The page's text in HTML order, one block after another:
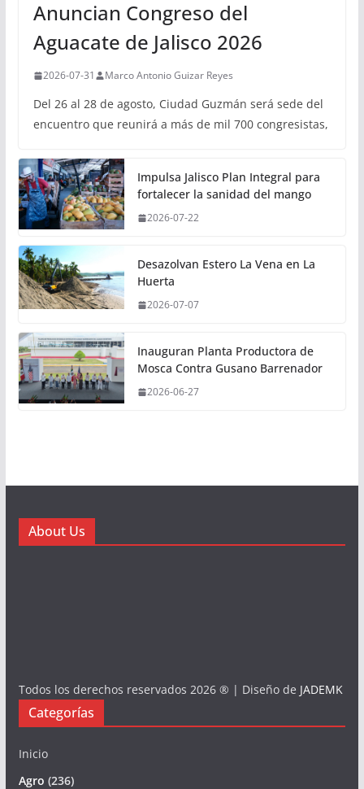
Anuncian Congreso del
Aguacate de Jalisco 2026
2026-07-31 Marco Antonio Guizar Reyes
Del 26 al 28 de agosto, Ciudad Guzmán será sede del
encuentro que reunirá a más de mil 700 congresistas,
Impulsa Jalisco Plan Integral para
fortalecer la sanidad del mango
2026-07-22
Desazolvan Estero La Vena en La
Huerta
2026-07-07
Inauguran Planta Productora de
Mosca Contra Gusano Barrenador
2026-06-27
About Us
Todos los derechos reservados 2026 ® | Diseño de JADEMK
Categorías
Inicio
Agro (236)